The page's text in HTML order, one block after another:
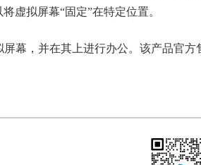
虚拟屏幕“固定”在特定位置。
幕，并在其上进行办公。该产品官方